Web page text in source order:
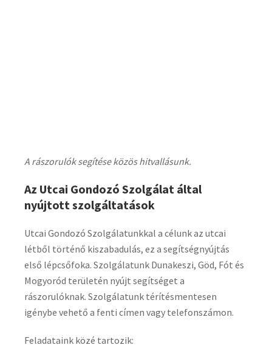
A rászorulók segítése közös hitvallásunk.
Az Utcai Gondozó Szolgálat által
nyújtott szolgáltatások
Utcai Gondozó Szolgálatunkkal a célunk az utcai
létből történő kiszabadulás, ez a segítségnyújtás
első lépcsőfoka. Szolgálatunk Dunakeszi, Göd, Fót és
Mogyoród területén nyújt segítséget a
rászorulóknak. Szolgálatunk térítésmentesen
igénybe vehető a fenti címen vagy telefonszámon.
Feladataink közé tartozik: